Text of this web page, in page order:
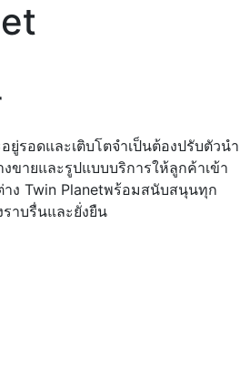
ยู่รอดและเติบโตจำเป็นต้องปรับตัวนำ
ขายและรูปแบบบริการให้ลูกค้าเข้า
ง Twin Planetพร้อมสนับสนุนทุก
าบรื่นและยั่งยืน